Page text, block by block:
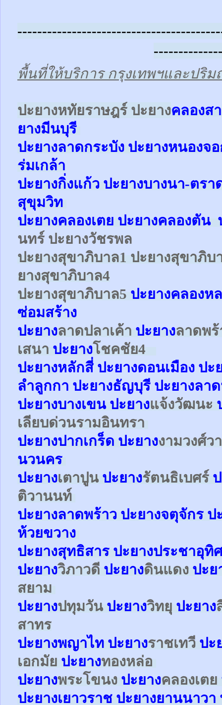
พื้นที่ให้บริการ กรุงเทพฯและปริ
ปะยางหทัยราษฎร์ ปะยางคลองส
ยางมีนบุรี
ปะยางลาดกระบัง ปะยางหนองจ
ร่มเกล้า
ปะยางกิ่งแก้ว ปะยางบางนา-ตร
สุขุมวิท
ปะยางคลองเตย ปะยางคลองตัน
นทร์ ปะยางวัชรพล
ปะยางสุขาภิบาล1 ปะยางสุขาภิบ
ยางสุขาภิบาล4
ปะยางสุขาภิบาล5 ปะยางคลองห
ซ่อมสร้าง
ปะยางลาดปลาเค้า ปะยางลาดพ
เสนา ปะยางโชคชัย4
ปะยางหลักสี่ ปะยางดอนเมือง ปะ
ลำลูกกา ปะยางธัญบุรี ปะยางลา
ปะยางบางเขน ปะยางแจ้งวัฒนะ
เลียบด่วนรามอินทรา
ปะยางปากเกร็ด ปะยางงามวงศ์ว
นวนคร
ปะยางเตาปูน ปะยางรัตนธิเบศร์
ติวานนท์
ปะยางลาดพร้าว ปะยางจตุจักร ป
ห้วยขวาง
ปะยางสุทธิสาร ปะยางประชาอุทิ
ปะยางวิภาวดี ปะยางดินแดง ปะย
สยาม
ปะยางปทุมวัน ปะยางวิทยุ ปะยาง
สาทร
ปะยางพญาไท ปะยางราชเทวี ปะ
เอกมัย ปะยางทองหล่อ
ปะยางพระโขนง ปะยางคลองเตย
ปะยางเยาวราช ปะยางยานนาวา